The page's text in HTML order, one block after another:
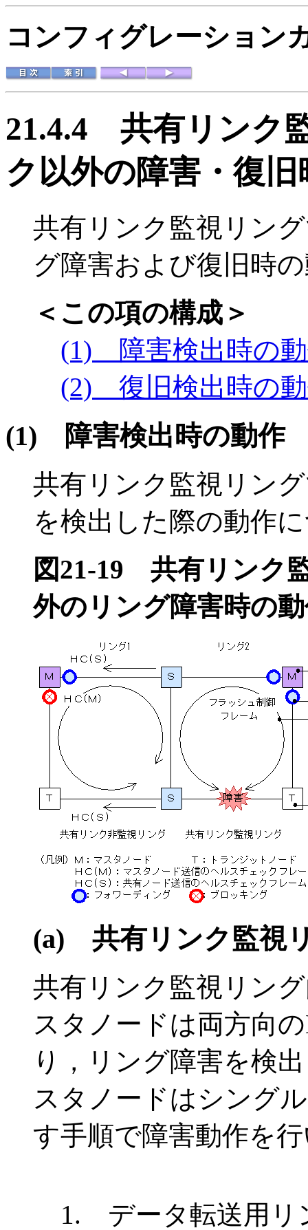
コンフィグレーション
21.4.4 共有リンク
ク以外の障害・復
共有リンク監視リン
グ障害および復旧時
＜この項の構成＞
(1) 障害検出時の
(2) 復旧検出時の
(1) 障害検出時の動作
共有リンク監視リン
を検出した際の動作
図21-19 共有リンク
外のリング障害時の
(a) 共有リンク監視
共有リンク監視リン
スタノードは両方向
り，リング障害を検
スタノードはシング
す手順で障害動作を
1. データ転送用リ